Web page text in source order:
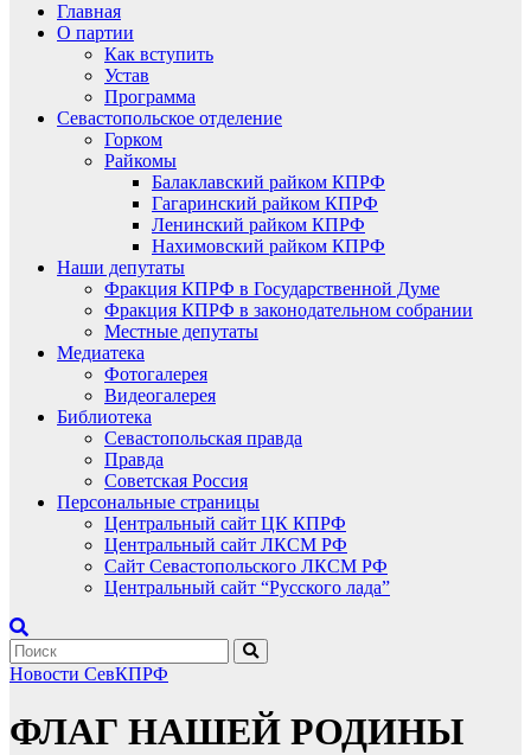
Главная
О партии
Как вступить
Устав
Программа
Севастопольское отделение
Горком
Райкомы
Балаклавский райком КПРФ
Гагаринский райком КПРФ
Ленинский райком КПРФ
Нахимовский райком КПРФ
Наши депутаты
Фракция КПРФ в Государственной Думе
Фракция КПРФ в законодательном собрании
Местные депутаты
Медиатека
Фотогалерея
Видеогалерея
Библиотека
Севастопольская правда
Правда
Советская Россия
Персональные страницы
Центральный сайт ЦК КПРФ
Центральный сайт ЛКСМ РФ
Сайт Севастопольского ЛКСМ РФ
Центральный сайт “Русского лада”
Новости СевКПРФ
ФЛАГ НАШЕЙ РОДИНЫ